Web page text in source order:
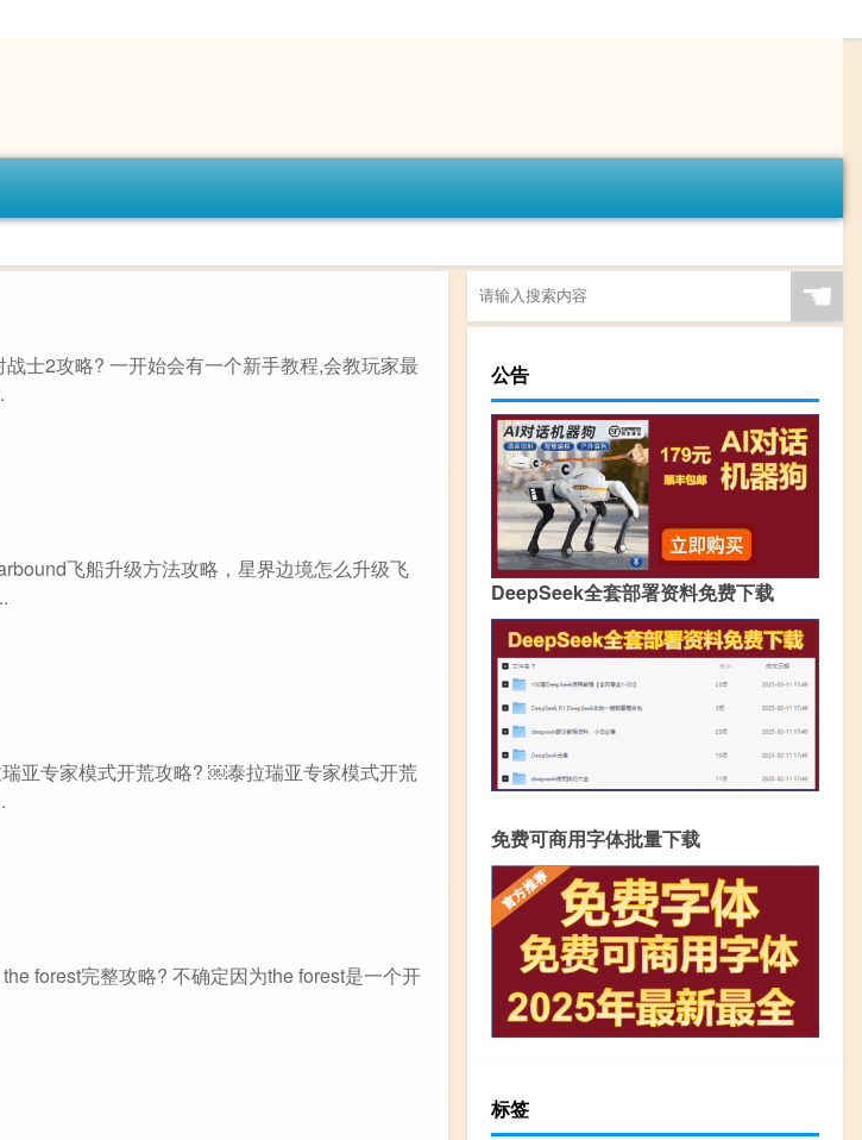
士2攻略? 一开始会有一个新手教程,会教玩家最
飞船升级方法攻略，星界边境怎么升级飞
亚专家模式开荒攻略? ￼泰拉瑞亚专家模式开荒
forest完整攻略? 不确定因为the forest是一个开
☚
公告
DeepSeek全套部署资料免费下载
免费可商用字体批量下载
标签